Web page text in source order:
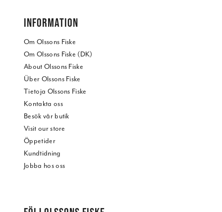
INFORMATION
Om Olssons Fiske
Om Olssons Fiske (DK)
About Olssons Fiske
Über Olssons Fiske
Tietoja Olssons Fiske
Kontakta oss
Besök vår butik
Visit our store
Öppetider
Kundtidning
Jobba hos oss